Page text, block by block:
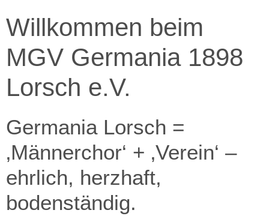
Willkommen beim
MGV Germania 1898
Lorsch e.V.
Germania Lorsch =
‚Männerchor‘ + ‚Verein‘ –
ehrlich, herzhaft,
bodenständig.